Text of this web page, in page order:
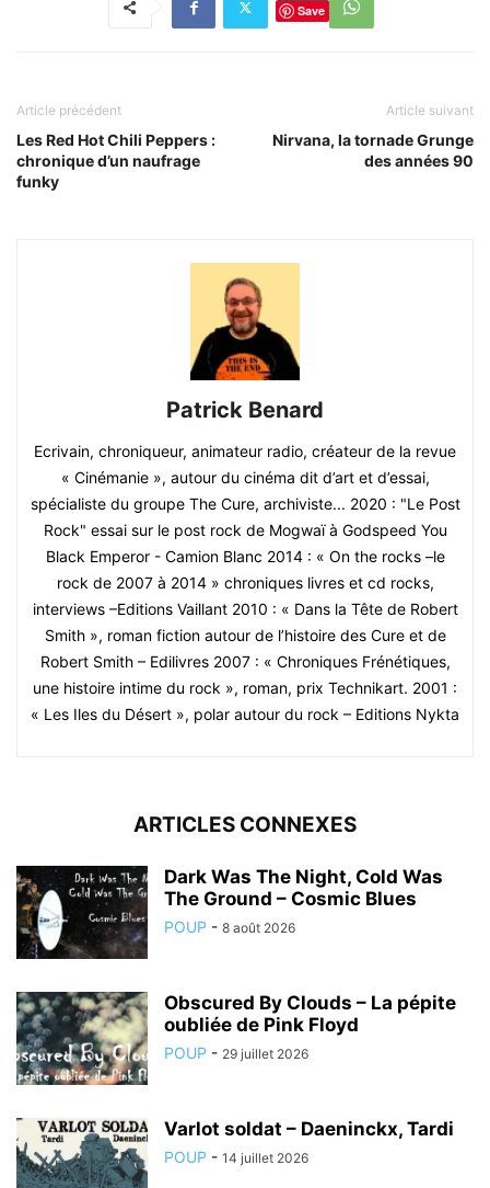
Save
Article précédent
Les Red Hot Chili Peppers :
chronique d’un naufrage
funky
Article suivant
Nirvana, la tornade Grunge
des années 90
Patrick Benard
Ecrivain, chroniqueur, animateur radio, créateur de la revue
« Cinémanie », autour du cinéma dit d’art et d’essai,
spécialiste du groupe The Cure, archiviste... 2020 : "Le Post
Rock" essai sur le post rock de Mogwaï à Godspeed You
Black Emperor - Camion Blanc 2014 : « On the rocks –le
rock de 2007 à 2014 » chroniques livres et cd rocks,
interviews –Editions Vaillant 2010 : « Dans la Tête de Robert
Smith », roman fiction autour de l’histoire des Cure et de
Robert Smith – Edilivres 2007 : « Chroniques Frénétiques,
une histoire intime du rock », roman, prix Technikart. 2001 :
« Les Iles du Désert », polar autour du rock – Editions Nykta
ARTICLES CONNEXES
Dark Was The Night, Cold Was
The Ground – Cosmic Blues
POUP - 8 août 2026
Obscured By Clouds – La pépite
oubliée de Pink Floyd
POUP - 29 juillet 2026
Varlot soldat – Daeninckx, Tardi
POUP - 14 juillet 2026